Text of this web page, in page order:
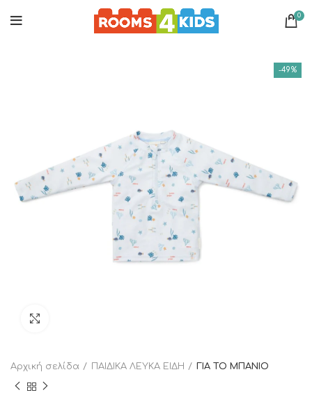
0
-49%
Αρχική σελίδα ΠΑΙΔΙΚΑ ΛΕΥΚΑ ΕΙΔΗ ΓΙΑ ΤΟ ΜΠΑΝΙΟ